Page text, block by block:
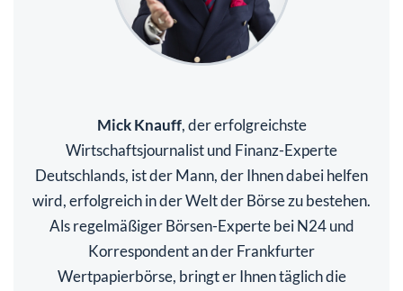
Mick Knauff, der erfolgreichste
Wirtschaftsjournalist und Finanz-Experte
Deutschlands, ist der Mann, der Ihnen dabei helfen
wird, erfolgreich in der Welt der Börse zu bestehen.
Als regelmäßiger Börsen-Experte bei N24 und
Korrespondent an der Frankfurter
Wertpapierbörse, bringt er Ihnen täglich die